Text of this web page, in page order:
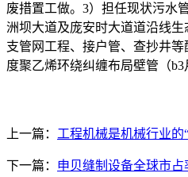
废措置工做。3）担任现状污水
洲坝大道及庞安时大道道沿线
支管网工程、接户管、查抄井
度聚乙烯环绕纠缠布局壁管（b3
上一篇： 工程机械是机械行业的
下一篇： 申贝缝制设备全球市占